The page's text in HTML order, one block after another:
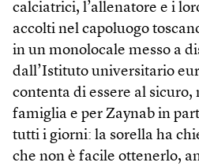
calciatrici, l’allenatore e i
accolti nel capoluogo
in un monolocale messo a
dall’Istituto universitario
contenta di essere al sicuro,
famiglia e per Zaynab in
tutti i giorni: la sorella ha
che non è facile ottenerlo,